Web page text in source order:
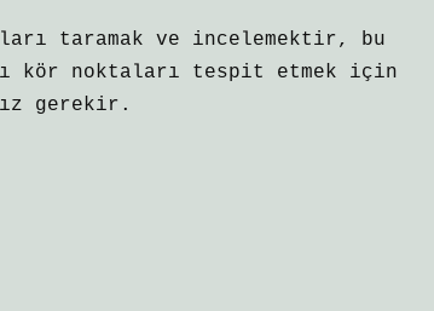
taramak ve incelemektir, bu
kör noktaları tespit etmek için
gerekir.